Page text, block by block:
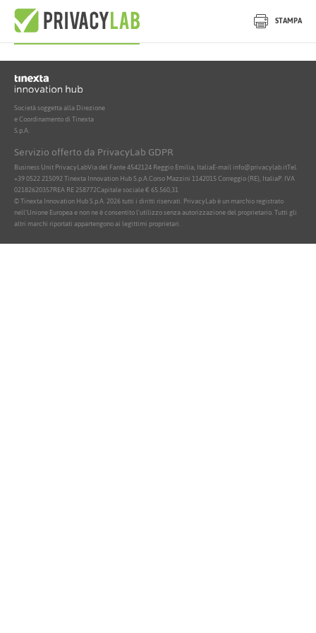
STAMPA
Nessun documento attivo trovato
Società soggetta alla Direzione
e Coordinamento di Tinexta
S.p.A.
Servizio offerto da PrivacyLab GDPR
Business Unit PrivacyLabVia del Fante 4542124 Reggio Emilia, ItaliaE-mail info@privacylab.itTel.
+39 0522 215092Tinexta Innovation Hub S.p.A.Corso Mazzini 1142015 Correggio (RE), ItaliaP. IVA
02182620357REA RE 258772Capitale sociale € 65.560,31
© Tinexta Innovation Hub S.p.A. 2026 tutti i diritti riservati. PrivacyLab è un marchio registrato
nell'Unione Europea e non ne è consentito l'utilizzo senza autorizzazione del proprietario. Tutti gli
altri marchi riportati appartengono ai legittimi proprietari.